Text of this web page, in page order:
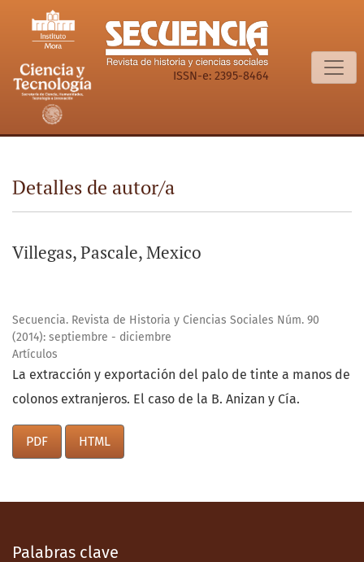
Detalles de autor/a
ISSN-e: 2395-8464
Detalles de autor/a
Villegas, Pascale, Mexico
Secuencia. Revista de Historia y Ciencias Sociales Núm. 90
(2014): septiembre - diciembre
Artículos
La extracción y exportación del palo de tinte a manos de
colonos extranjeros. El caso de la B. Anizan y Cía.
PDF HTML
Palabras clave